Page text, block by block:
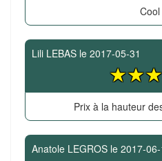
Cool
Lili LEBAS le 2017-05-31
Prix à la hauteur
Anatole LEGROS le 2017-